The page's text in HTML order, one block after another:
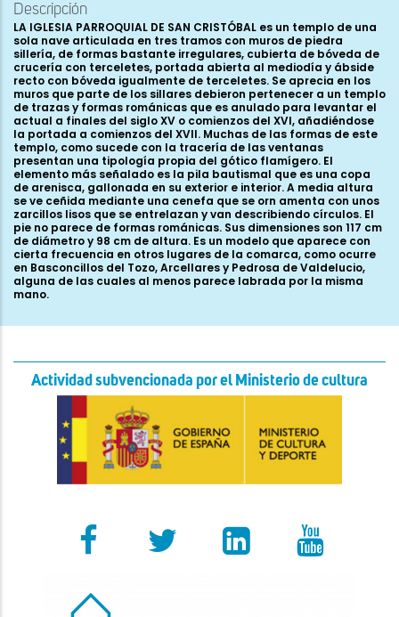
Descripción
LA IGLESIA PARROQUIAL DE SAN CRISTÓBAL es un templo de una
sola nave articulada en tres tramos con muros de piedra
sillería, de formas bastante irregulares, cubierta de bóveda de
crucería con terceletes, portada abierta al mediodía y ábside
recto con bóveda igualmente de terceletes. Se aprecia en los
muros que parte de los sillares debieron pertenecer a un templo
de trazas y formas románicas que es anulado para levantar el
actual a finales del siglo XV o comienzos del XVI, añadiéndose
la portada a comienzos del XVII. Muchas de las formas de este
templo, como sucede con la tracería de las ventanas
presentan una tipología propia del gótico flamígero. El
elemento más señalado es la pila bautismal que es una copa
de arenisca, gallonada en su exterior e interior. A media altura
se ve ceñida mediante una cenefa que se orn amenta con unos
zarcillos lisos que se entrelazan y van describiendo círculos. El
pie no parece de formas románicas. Sus dimensiones son 117 cm
de diámetro y 98 cm de altura. Es un modelo que aparece con
cierta frecuencia en otros lugares de la comarca, como ocurre
en Basconcillos del Tozo, Arcellares y Pedrosa de Valdelucio,
alguna de las cuales al menos parece labrada por la misma
mano.
Actividad subvencionada por el Ministerio de cultura